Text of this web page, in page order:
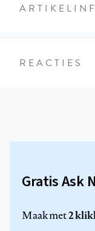
REACTIES
Gratis Ask
Maak met2